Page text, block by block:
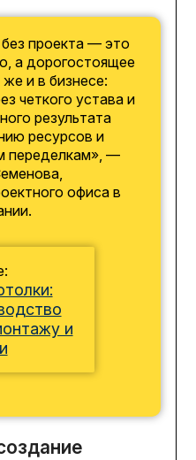
проекта — это
а дорогостоящее
и в бизнесе:
четкого устава и
результата
ресурсов и
переделкам», —
офиса в
и